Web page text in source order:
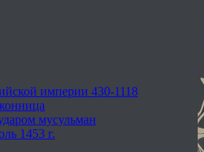
империи 430-1118
мусульман
1453 г.